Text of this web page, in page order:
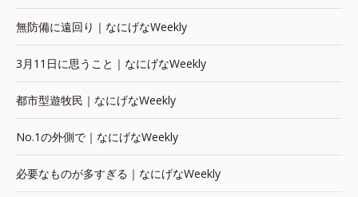
無防備に遠回り｜なにげなWeekly
3月11日に思うこと｜なにげなWeekly
都市型遊牧民｜なにげなWeekly
No.1の外側で｜なにげなWeekly
必要なものが多すぎる｜なにげなWeekly